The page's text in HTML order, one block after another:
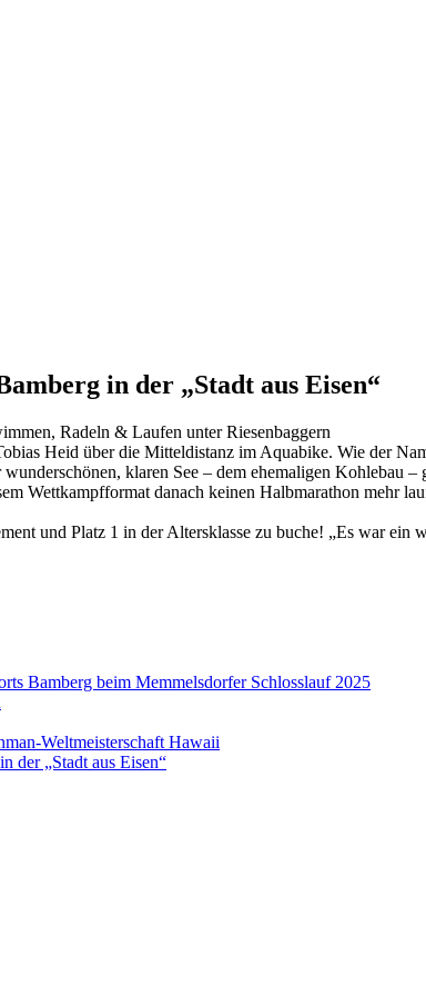
in der „Stadt aus Eisen“
Radeln & Laufen unter Riesenbaggern
Heid über die Mitteldistanz im Aquabike. Wie der
klaren See – dem ehemaligen
Wettkampfformat danach keinen Halbmarathon mehr
und Platz 1 in der Altersklasse zu buche! „Es war
Bamberg beim Memmelsdorfer Schlosslauf 2025
Weltmeisterschaft Hawaii
der „Stadt aus Eisen“